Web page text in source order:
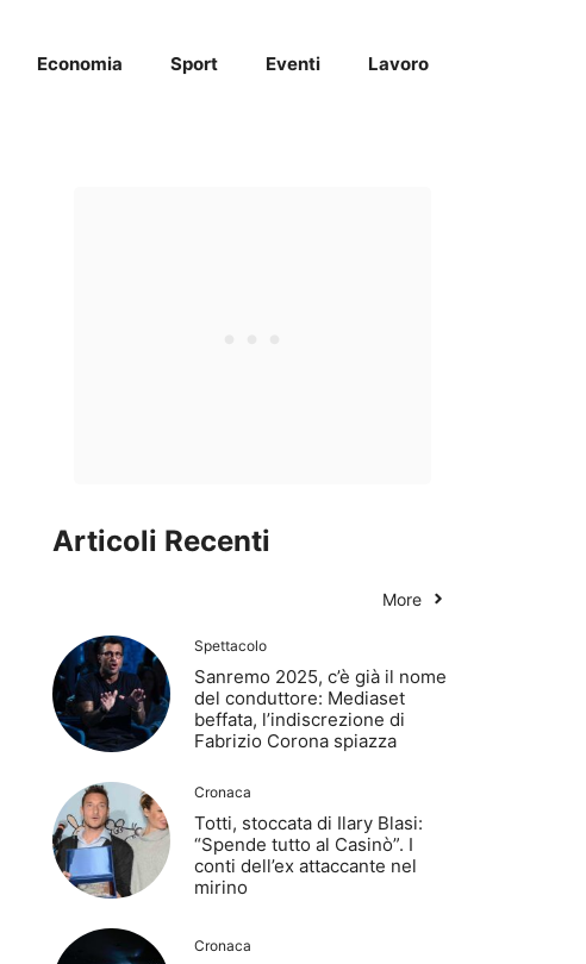
Economia Sport Eventi Lavoro
Articoli Recenti
More
Spettacolo
Sanremo 2025, c’è già il nome
del conduttore: Mediaset
beffata, l’indiscrezione di
Fabrizio Corona spiazza
Cronaca
Totti, stoccata di Ilary Blasi:
“Spende tutto al Casinò”. I
conti dell’ex attaccante nel
mirino
Cronaca